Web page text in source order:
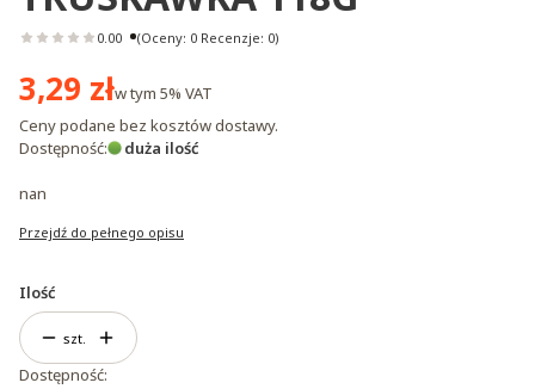
0.00 (Oceny: 0 Recenzje: 0)
Cena
3,29 złw tym 5% VAT
Ceny podane bez kosztów dostawy.
Dostępność:
duża ilość
nan
Przejdź do pełnego opisu
Ilość
szt.
Dostępność: